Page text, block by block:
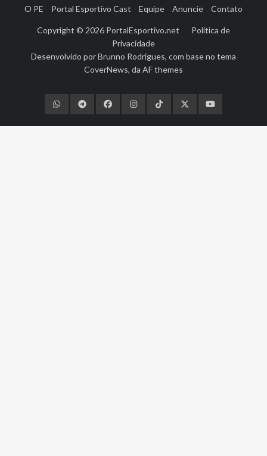
O PE Portal Esportivo Cast Equipe Anuncie Contato
Copyright © 2026 PortalEsportivo.net
Política de
Privacidade
Desenvolvido porBrunno Rodrigues, com base no tema
CoverNews, da AF themes